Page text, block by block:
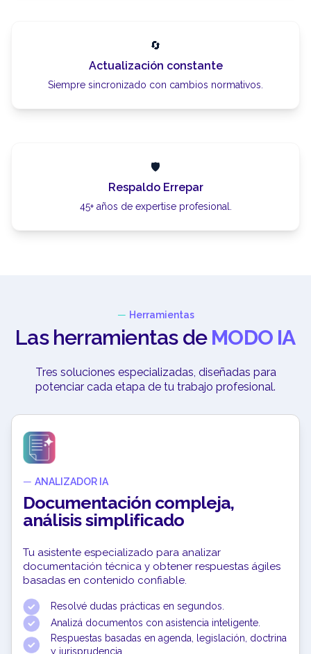
🔄
Actualización constante
Siempre sincronizado con cambios normativos.
🛡
Respaldo Errepar
45+ años de expertise profesional.
— Herramientas
Las herramientas de MODO IA
Tres soluciones especializadas, diseñadas para
potenciar cada etapa de tu trabajo profesional.
— ANALIZADOR IA
Documentación compleja,
análisis simplificado
Tu asistente especializado para analizar
documentación técnica y obtener respuestas ágiles
basadas en contenido confiable.
Resolvé dudas prácticas en segundos.
Analizá documentos con asistencia inteligente.
Respuestas basadas en agenda, legislación, doctrina
y jurisprudencia.